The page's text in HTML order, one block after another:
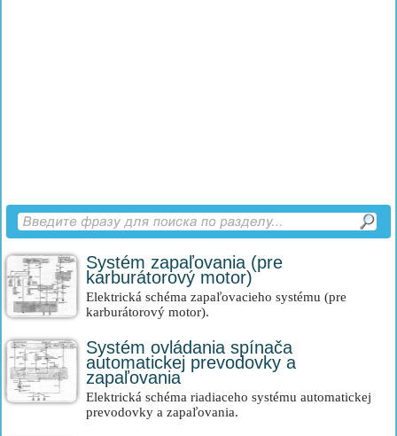
Systém zapaľovania (pre
karburátorový motor)
Elektrická schéma zapaľovacieho systému (pre
karburátorový motor).
Systém ovládania spínača
automatickej prevodovky a
zapaľovania
Elektrická schéma riadiaceho systému automatickej
prevodovky a zapaľovania.